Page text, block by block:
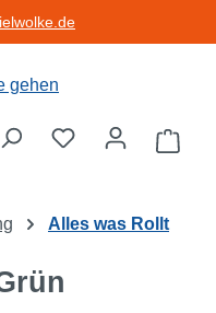
Alles was Rollt